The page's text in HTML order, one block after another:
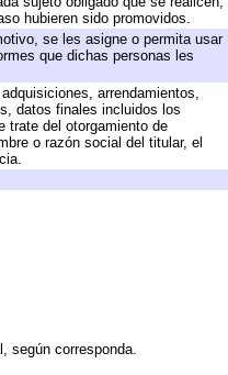
hubieren sido promovidos.
se les asigne o permita usar
que dichas personas les
arrendamientos,
datos finales incluidos los
trate del otorgamiento de
o razón social del titular, el
según corresponda.